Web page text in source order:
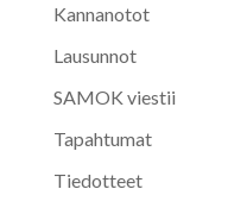
Kannanotot
Lausunnot
SAMOK viestii
Tapahtumat
Tiedotteet